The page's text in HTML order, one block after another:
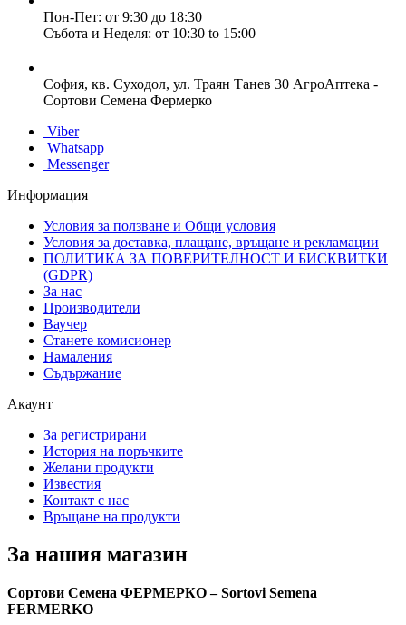
Пон-Пет: от 9:30 до 18:30
Събота и Неделя: от 10:30 to 15:00
София, кв. Суходол, ул. Траян Танев 30 АгроАптека -
Сортови Семена Фермерко
Viber
Whatsapp
Messenger
Информация
Условия за ползване и Общи условия
Условия за доставка, плащане, връщане и рекламации
ПОЛИТИКА ЗА ПОВЕРИТЕЛНОСТ И БИСКВИТКИ
(GDPR)
За нас
Производители
Ваучер
Станете комисионер
Намаления
Съдържание
Акаунт
За регистрирани
История на поръчките
Желани продукти
Известия
Контакт с нас
Връщане на продукти
За нашия магазин
Сортови Семена ФЕРМЕРКО – Sortovi Semena
FERMERKO